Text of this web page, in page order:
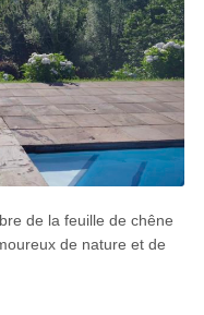
de la feuille de chêne
de nature et de